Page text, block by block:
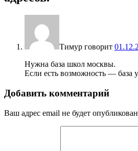
Тимур говорит
Нужна база школ москвы.
Если есть возможность — база
Добавить комментарий
Ваш адрес email не будет